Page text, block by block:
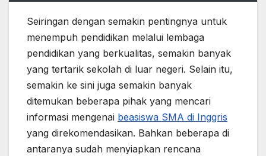
Seiringan dengan semakin pentingnya untuk
menempuh pendidikan melalui lembaga
pendidikan yang berkualitas, semakin banyak
yang tertarik sekolah di luar negeri. Selain itu,
semakin ke sini juga semakin banyak
ditemukan beberapa pihak yang mencari
informasi mengenai beasiswa SMA di Inggris
yang direkomendasikan. Bahkan beberapa di
antaranya sudah menyiapkan rencana